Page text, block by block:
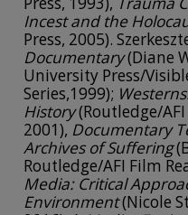
Incest and the
Press, 2005).
Documentary(Diane
University Press/
Series,1999);
History(Routledge/
2001), Documentary
Archives of Suffering
Routledge/AFI Film
Media: Critical
Environment(Nicole